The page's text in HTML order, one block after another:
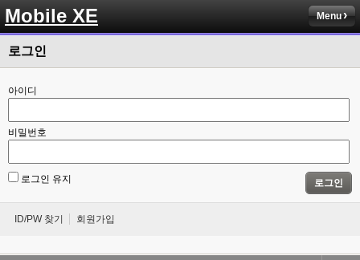
Mobile XE Menu
로그인
아이디
비밀번호
로그인 유지 로그인
ID/PW 찾기 회원가입